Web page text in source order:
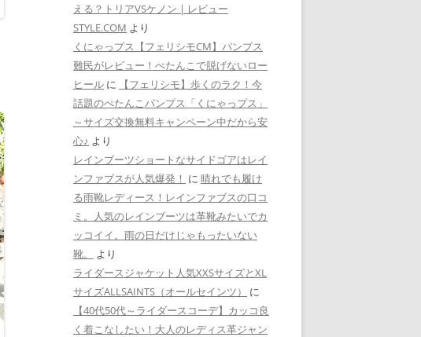
える？トリアVSケノン | レビュー
STYLE.COM より
くにゃっプス【フェリシモCM】パンプス
難民がレビュー！ぺたんこで脱げないロー
ヒール に
【フェリシモ】歩くのラク！今
話題のぺたんこパンプス「くにゃっプス」
～サイズ交換無料キャンペーン中だから安
心♪ より
レインブーツショートなサイドゴアはレイ
ンファブスが人気爆発！ に 晴れでも履け
る雨靴レディース！レインファブスの口コ
ミ。人気のレインブーツは革靴みたいでカ
ッコイイ。雨の日だけじゃもったいない
靴。
より
ライダースジャケット人気XXSサイズとXL
サイズALLSAINTS（オールセインツ）
に
【40代50代～ライダースコーデ】カッコ良
く着こなしたい！大人のレディス革ジャン